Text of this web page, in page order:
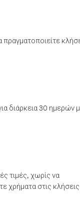
διάρκεια 30 ημερών
τιμές, χωρίς να
χρήματα στις κλήσεις